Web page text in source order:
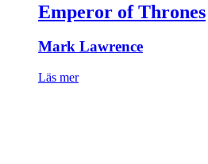
Emperor of Thrones
Mark Lawrence
Läs mer